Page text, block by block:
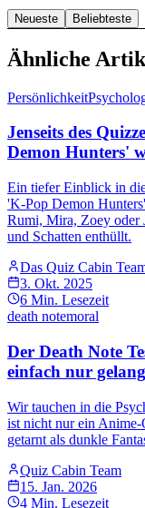
Neueste Beliebteste
Ähnliche
Persönlichkeit
Jenseits des
Demon Hunters'
Ein tiefer Einblick in
'K-Pop Demon
Rumi, Mira, Zoey oder
und Schatten enthüllt.
Das Quiz Cabin
3. Okt. 2025
6 Min. Lesezeit
death notemoral
Der Death Note
einfach nur
Wir tauchen in die
ist nicht nur ein Anime-
getarnt als dunkle
Quiz Cabin Team
15. Jan. 2026
4 Min. Lesezeit